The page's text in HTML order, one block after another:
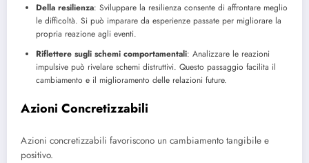
Della resilienza: Sviluppare la resilienza consente di affrontare meglio
le difficoltà. Si può imparare da esperienze passate per migliorare la
propria reazione agli eventi.
Riflettere sugli schemi comportamentali: Analizzare le reazioni
impulsive può rivelare schemi distruttivi. Questo passaggio facilita il
cambiamento e il miglioramento delle relazioni future.
Azioni Concretizzabili
Azioni concretizzabili favoriscono un cambiamento tangibile e
positivo.